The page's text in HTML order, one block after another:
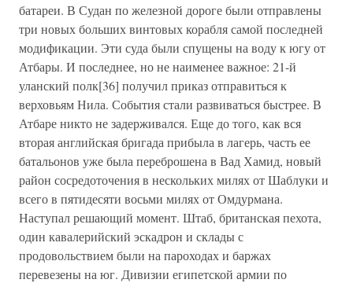
батареи. В Судан по железной дороге были отправлены
три новых больших винтовых корабля самой последней
модификации. Эти суда были спущены на воду к югу от
Атбары. И последнее, но не наименее важное: 21-й
уланский полк[36] получил приказ отправиться к
верховьям Нила. События стали развиваться быстрее. В
Атбаре никто не задерживался. Еще до того, как вся
вторая английская бригада прибыла в лагерь, часть ее
батальонов уже была переброшена в Вад Хамид, новый
район сосредоточения в нескольких милях от Шаблуки и
всего в пятидесяти восьми милях от Омдурмана.
Наступал решающий момент. Штаб, британская пехота,
один кавалерийский эскадрон и склады с
продовольствием были на пароходах и баржах
перевезены на юг. Дивизии египетской армии по